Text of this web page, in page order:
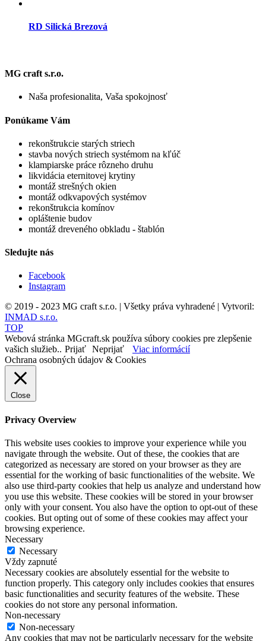
RD Silická Brezová
MG craft s.r.o.
Naša profesionalita, Vaša spokojnosť
Ponúkame Vám
rekonštrukcie starých striech
stavba nových striech systémom na kľúč
klampiarske práce rôzneho druhu
likvidácia eternitovej krytiny
montáž strešných okien
montáž odkvapových systémov
rekonštrukcia komínov
opláštenie budov
montáž dreveného obkladu - štablón
Sledujte nás
Facebook
Instagram
© 2019 - 2023 MG craft s.r.o. | Všetky práva vyhradené | Vytvoril:
INMAD s.r.o.
TOP
Webová stránka MGcraft.sk používa súbory cookies pre zlepšenie
vašich služieb.. Prijať Neprijať
Viac informácií
Ochrana osobných údajov & Cookies
Close
Privacy Overview
This website uses cookies to improve your experience while you
navigate through the website. Out of these, the cookies that are
categorized as necessary are stored on your browser as they are
essential for the working of basic functionalities of the website. We
also use third-party cookies that help us analyze and understand how
you use this website. These cookies will be stored in your browser
only with your consent. You also have the option to opt-out of these
cookies. But opting out of some of these cookies may affect your
browsing experience.
Necessary
Necessary
Vždy zapnuté
Necessary cookies are absolutely essential for the website to
function properly. This category only includes cookies that ensures
basic functionalities and security features of the website. These
cookies do not store any personal information.
Non-necessary
Non-necessary
Any cookies that may not be particularly necessary for the website